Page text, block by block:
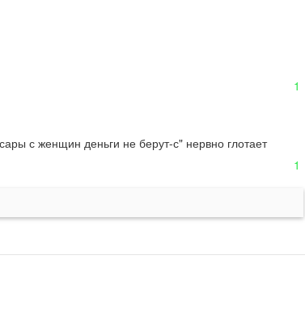
1
с женщин деньги не берут-с" нервно глотает
1